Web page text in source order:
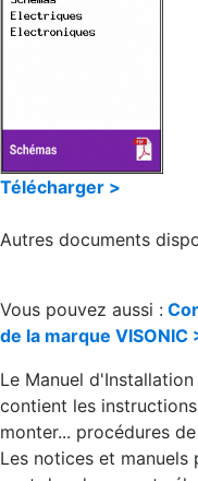
Télécharger >
Autres documents
Vous pouvez aussi :
de la marque VISONIC
Le Manuel
contient les
monter... procédures
Les notices et manuels